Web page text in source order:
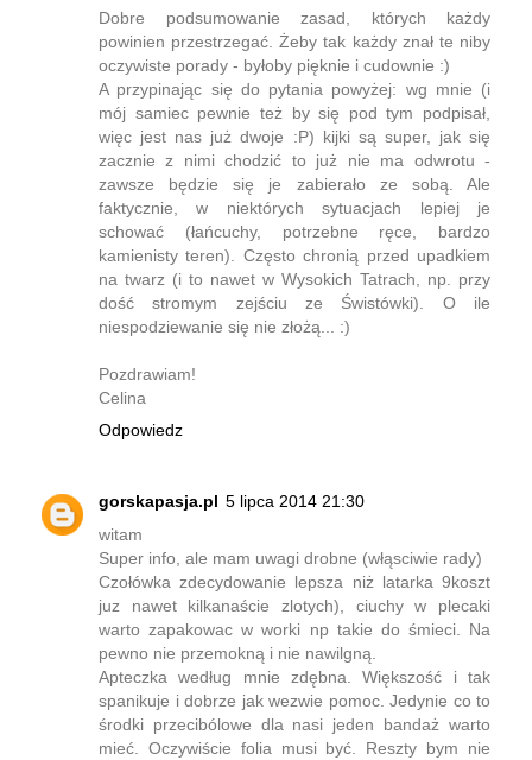
Dobre podsumowanie zasad, których każdy
powinien przestrzegać. Żeby tak każdy znał te niby
oczywiste porady - byłoby pięknie i cudownie :)
A przypinając się do pytania powyżej: wg mnie (i
mój samiec pewnie też by się pod tym podpisał,
więc jest nas już dwoje :P) kijki są super, jak się
zacznie z nimi chodzić to już nie ma odwrotu -
zawsze będzie się je zabierało ze sobą. Ale
faktycznie, w niektórych sytuacjach lepiej je
schować (łańcuchy, potrzebne ręce, bardzo
kamienisty teren). Często chronią przed upadkiem
na twarz (i to nawet w Wysokich Tatrach, np. przy
dość stromym zejściu ze Świstówki). O ile
niespodziewanie się nie złożą... :)
Pozdrawiam!
Celina
Odpowiedz
gorskapasja.pl 5 lipca 2014 21:30
witam
Super info, ale mam uwagi drobne (włąsciwie rady)
Czołówka zdecydowanie lepsza niż latarka 9koszt
juz nawet kilkanaście zlotych), ciuchy w plecaki
warto zapakowac w worki np takie do śmieci. Na
pewno nie przemokną i nie nawilgną.
Apteczka według mnie zdębna. Większość i tak
spanikuje i dobrze jak wezwie pomoc. Jedynie co to
środki przecibólowe dla nasi jeden bandaż warto
mieć. Oczywiście folia musi być. Reszty bym nie